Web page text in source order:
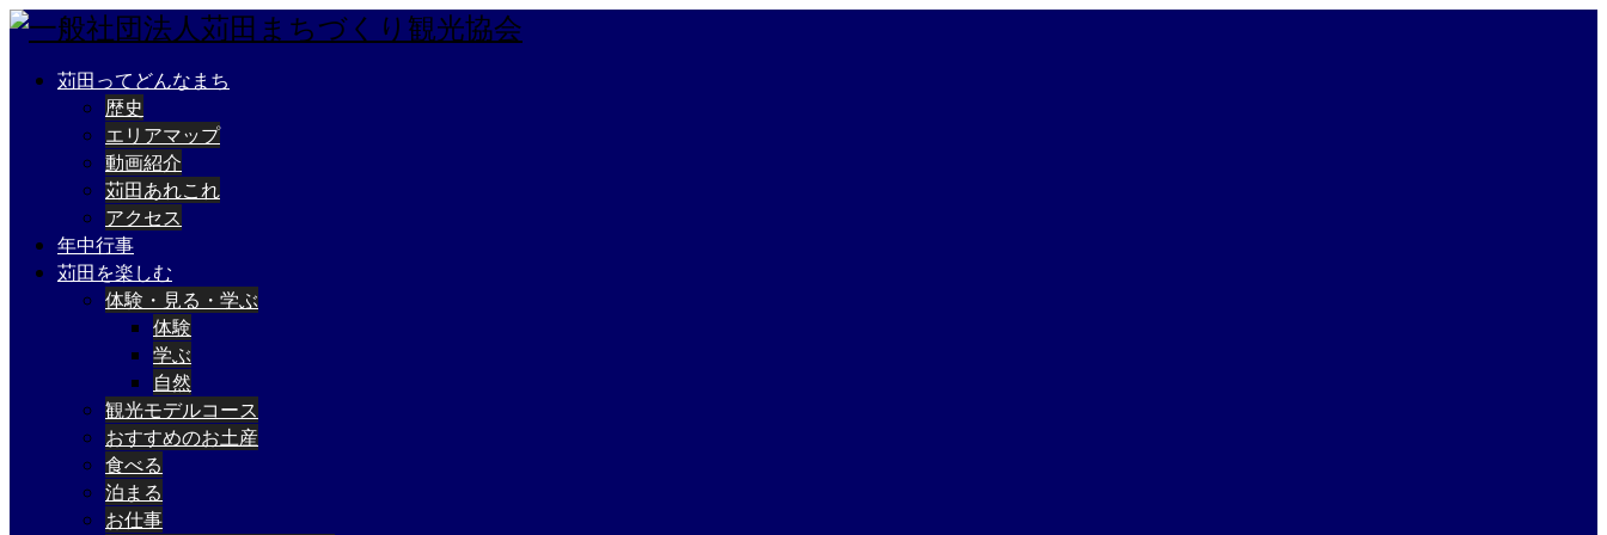
苅田ってどんなまち
歴史
エリアマップ
動画紹介
苅田あれこれ
アクセス
年中行事
苅田を楽しむ
体験・見る・学ぶ
体験
学ぶ
自然
観光モデルコース
おすすめのお土産
食べる
泊まる
お仕事